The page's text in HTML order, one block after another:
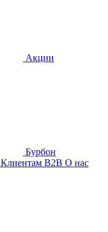
Акции
Бурбон
Клиентам B2B О нас